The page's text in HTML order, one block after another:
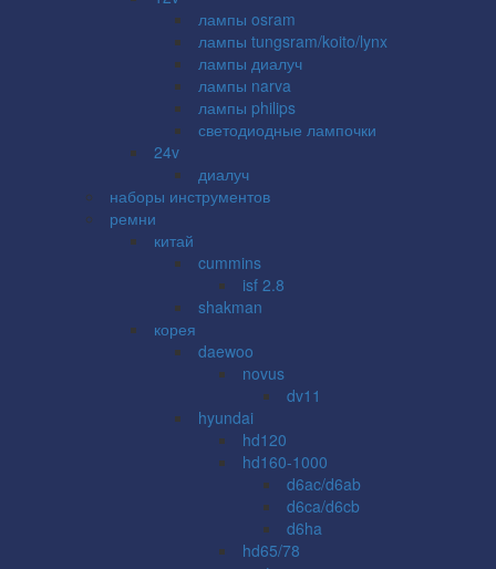
лампы osram
лампы tungsram/koito/lynx
лампы диалуч
лампы narva
лампы philips
светодиодные лампочки
24v
диалуч
наборы инструментов
ремни
китай
cummins
isf 2.8
shakman
корея
daewoo
novus
dv11
hyundai
hd120
hd160-1000
d6ac/d6ab
d6ca/d6cb
d6ha
hd65/78